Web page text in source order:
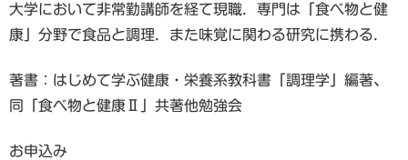
大学において非常勤講師を経て現職．専門は「食べ物と健
康」分野で食品と調理．また味覚に関わる研究に携わる．
著書：はじめて学ぶ健康・栄養系教科書「調理学」編著、
同「食べ物と健康Ⅱ」共著他勉強会
お申込み